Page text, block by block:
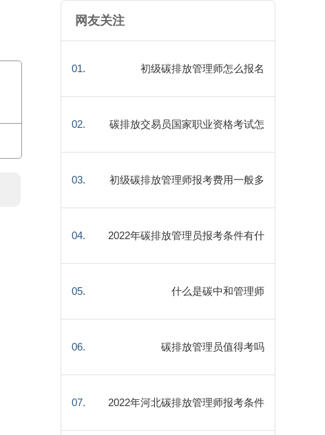
网友关注
01. 初级碳排放管理师怎么报名
02. 碳排放交易员国家职业资格考试怎
么考
03. 初级碳排放管理师报考费用一般多
少钱
04. 2022年碳排放管理员报考条件有什
么
05. 什么是碳中和管理师
06. 碳排放管理员值得考吗
07. 2022年河北碳排放管理师报考条件